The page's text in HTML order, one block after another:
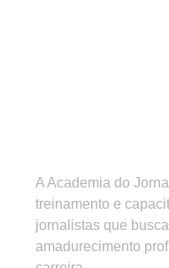
A Academia do
treinamento e
jornalistas que
amadurecimento